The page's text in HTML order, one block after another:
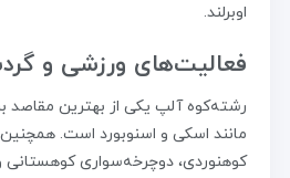
اوبرلند.
فعالیت‌های ورزشی و
رشته‌کوه آلپ یکی از بهترین مقاصد
مانند اسکی و اسنوبورد است.
کوهنوردی، دوچرخه‌سواری کوهستانی